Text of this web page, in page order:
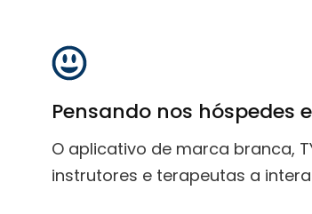
Pensando nos hóspedes
O aplicativo de marca branca,
instrutores e terapeutas a